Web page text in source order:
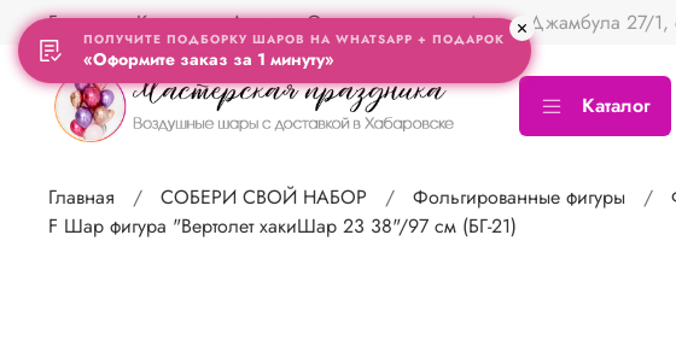
Главная Контакты Акции Отзывы Адрес Джамбула 27/
Каталог
Главная СОБЕРИ СВОЙ НАБОР Фольгированные фигуры
F Шар фигура "Вертолет хакиШар 23 38"/97 см (БГ-21)
ПОЛУЧИТЕ ПОДБОРКУ ШАРОВ НА WHATSAPP + ПОДАРОК
«Оформите заказ за 1 минуту»